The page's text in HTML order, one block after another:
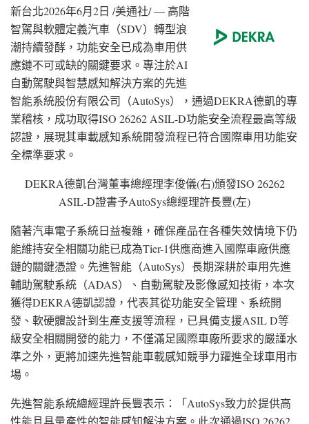
新台北2026年6月2日 /美通社/ — 高階
智駕與軟體定義汽車（SDV）轉型浪
潮持續發酵，功能安全已成為車用供
應鏈不可或缺的關鍵要求。專注於AI
自動駕駛與智慧感知解決方案的先進
智能系統股份有限公司（AutoSys），通過DEKRA德凱的專
業稽核，成功取得ISO 26262 ASIL-D功能安全流程最高等級
認證，展現其車載感知系統開發流程已符合國際車用功能安
全標準要求。
DEKRA德凱台灣董事總經理李俊儀(右)頒發ISO 26262
ASIL-D證書予AutoSys總經理許長豐(左)
隨著汽車電子系統日益複雜，確保產品在各種失效情境下仍
能維持安全相關功能已成為Tier-1供應商進入國際車廠供應
鏈的關鍵憑證。先進智能（AutoSys）長期深耕於車用先進
輔助駕駛系統（ADAS）、自動駕駛及影像感知技術，本次
獲得DEKRA德凱認證，代表其從功能安全管理、系統開
發、軟硬體設計到生產支援等流程，已具備支援ASIL D等
級安全相關開發的能力，不僅滿足國際車廠所要求的嚴謹水
準之外，更將加速先進智能車載感知競爭力躍進全球車用市
場。
先進智能系統總經理許長豐表示：「AutoSys致力於提供高
性能且具量產性的智能感知解決方案。此次通過ISO 26262